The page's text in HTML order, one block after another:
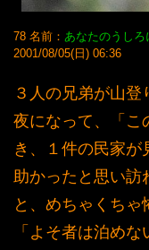
78 名前： あなたのうしろ
2001/08/05(日) 06:36
３人の兄弟が山登
夜になって、「こ
き、１件の民家が
助かったと思い訪
と、めちゃくちゃ
「よそ者は泊め